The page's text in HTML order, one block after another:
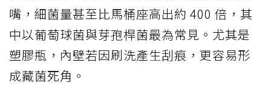
嘴，細菌量甚至比馬桶座高出約 400 倍，其
中以葡萄球菌與芽孢桿菌最為常見。尤其是
塑膠瓶，內壁若因刷洗產生刮痕，更容易形
成藏菌死角。